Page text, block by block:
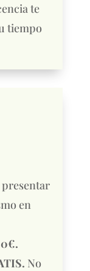
te
tiempo
en
No